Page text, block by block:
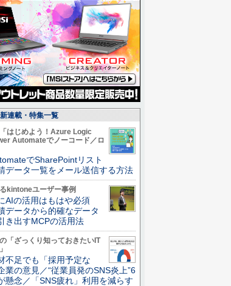
連載・特集一覧
はじめよう！Azure Logic
Automateでノーコード／ロ
でSharePointリスト
データ一覧をメール送信する方法
kintoneユーザー事例
AIの活用はもはや必須
データから的確なデータ
き出すMCPの活用法
「ざっくり知っておきたいIT
不足でも「採用予定な
業の意見／“従業員発のSNS炎上”6
懸念／「SNS疲れ」利用を減らす